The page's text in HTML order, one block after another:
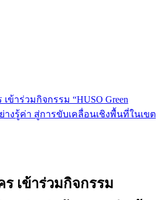
ข้าร่วมกิจกรรม “HUSO Green
ย่างรู้ค่า สู่การขับเคลื่อนเชิงพื้นที่ในเขต
เข้าร่วมกิจกรรม